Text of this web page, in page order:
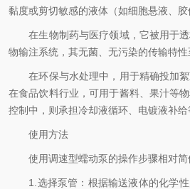
黏度或剪切敏感的液体（如细胞悬液、胶
在生物制药与医疗领域，它被用于透
物输注系统，其无菌、无污染的传输特性
在环保与水处理中，用于精确投加絮
在食品饮料行业，可用于酱料、果汁等
控制中，则承担冷却液循环、电镀液补给
使用方法
使用调速型蠕动泵的操作步骤相对简
1.选择泵管：根据输送液体的化学性